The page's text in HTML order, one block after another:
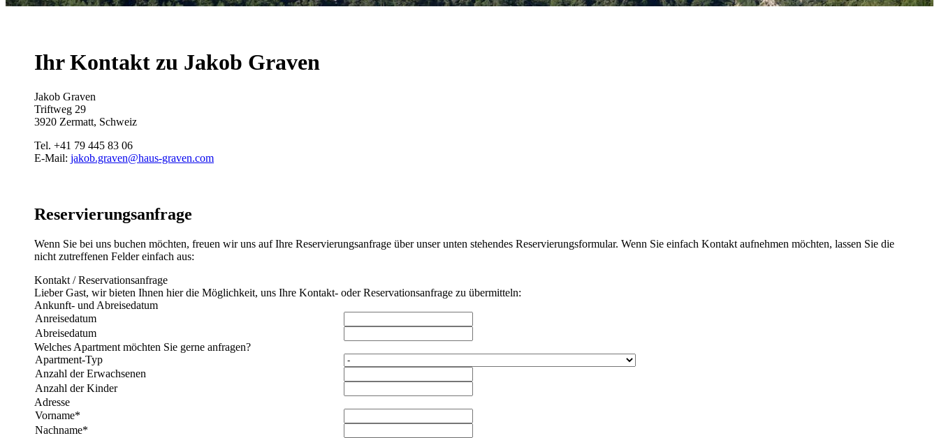
Ihr Kontakt zu Jakob Graven
Jakob Graven
Triftweg 29
3920 Zermatt, Schweiz
Tel. +41 79 445 83 06
E-Mail: jakob.graven@haus-graven.com
Reservierungsanfrage
Wenn Sie bei uns buchen möchten, freuen wir uns auf Ihre Reservierungsanfrage über unser unten stehendes Reservierungsformular. Wenn Sie einfach Kontakt aufnehmen möchten, lassen Sie die
nicht zutreffenen Felder einfach aus:
Kontakt / Reservationsanfrage
Lieber Gast, wir bieten Ihnen hier die Möglichkeit, uns Ihre Kontakt- oder Reservationsanfrage zu übermitteln:
Ankunft- und Abreisedatum
Anreisedatum
Abreisedatum
Welches Apartment möchten Sie gerne anfragen?
Apartment-Typ
Anzahl der Erwachsenen
Anzahl der Kinder
Adresse
Vorname*
Nachname*